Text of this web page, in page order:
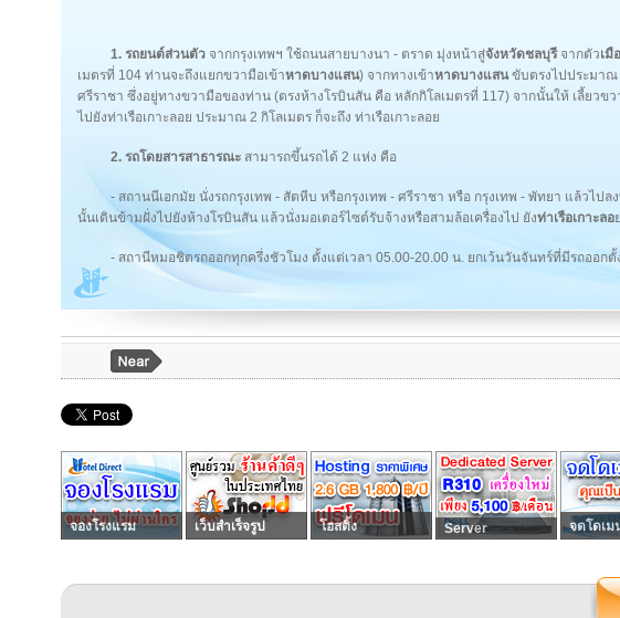
1. รถยนต์ส่วนตัว จากกรุงเทพฯ ใช้ถนนสายบางนา - ตราด มุ่งหน้าสู่จังหวัดชลบุรี จากตัวเมื
เมตรที่ 104 ท่านจะถึงแยกขวามือเข้าหาดบางแสน) จากทางเข้าหาดบางแสนขับตรงไปประมาณ
ศรีราชา ซึ่งอยู่ทางขวามือของท่าน (ตรงห้างโรบินสัน คือ หลักกิโลเมตรที่ 117) จากนั้นให้ เลี้ยวข
ไปยังท่าเรือเกาะลอย ประมาณ 2 กิโลเมตร ก็จะถึง ท่าเรือเกาะลอย
2. รถโดยสารสาธารณะ สามารถขึ้นรถได้ 2 แห่ง คือ
- สถานนีเอกมัย นั่งรถกรุงเทพ - สัตหีบ หรือกรุงเทพ - ศรีราชา หรือ กรุงเทพ - พัทยา แล้วไป
นั้นเดินข้ามฝั่งไปยังห้างโรบินสัน แล้วนั่งมอเตอร์ไซต์รับจ้างหรือสามล้อเครื่องไป ยังท่าเรือเกาะลอ
- สถานีหมอชิตรถออกทุกครึ่งชัวโมง ตั้งแต่เวลา 05.00-20.00 น. ยกเว้นวันจันทร์ที่มีรถออก
จองโรงแรม เว็บสำเร็จรูป โฮสติ้ง Server จดโดเม